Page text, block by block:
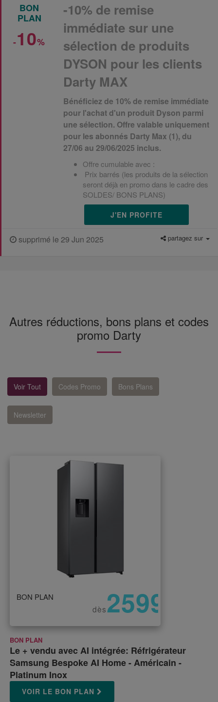
BON
PLAN
-10%
-10% de remise
immédiate sur une
sélection de produits
DYSON pour les clients
Darty MAX
Bénéficiez de 10% de remise immédiate
pour l'achat d'un produit Dyson parmi
une sélection. Offre valable uniquement
pour les abonnés Darty Max (1), du
27/06 au 29/06/2025 inclus.
Offre cumulable avec :
Prix barrés (les produits de la sélection
seront déjà en promo dans le cadre des
SOLDES/ BONS PLANS)
J'EN PROFITE
supprimé le 29 Jun 2025 partagez sur
Autres réductions, bons plans et codes
promo Darty
Voir Tout Codes Promo Bons Plans
Newsletter
BON PLAN
dès2599
BON PLAN
Le + vendu avec AI intégrée: Réfrigérateur
Samsung Bespoke AI Home - Américain -
Platinum Inox
VOIR LE BON PLAN